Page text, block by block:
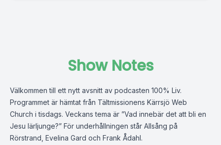
Show Notes
Välkommen till ett nytt avsnitt av podcasten 100% Liv.
Programmet är hämtat från Tältmissionens Kärrsjö Web
Church i tisdags. Veckans tema är ”Vad innebär det att bli en
Jesu lärljunge?” För underhållningen står Allsång på
Rörstrand, Evelina Gard och Frank Ådahl.